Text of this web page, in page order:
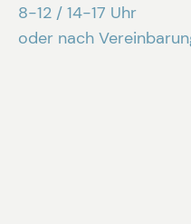
8-12 / 14-17 Uhr
oder nach